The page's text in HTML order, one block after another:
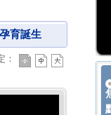
育誕生
：